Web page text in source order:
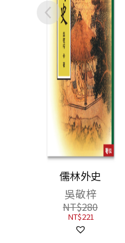
儒林外史
吳敬梓
NT$280
NT$221